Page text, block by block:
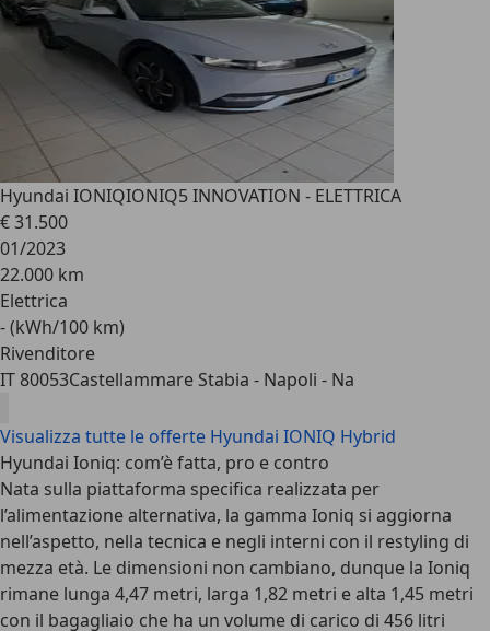
Hyundai IONIQIONIQ5 INNOVATION - ELETTRICA
€ 31.500
01/2023
22.000 km
Elettrica
- (kWh/100 km)
Rivenditore
IT 80053Castellammare Stabia - Napoli - Na
Visualizza tutte le offerte Hyundai IONIQ Hybrid
Hyundai Ioniq: com’è fatta, pro e contro
Nata sulla piattaforma specifica realizzata per
l’alimentazione alternativa, la gamma Ioniq si aggiorna
nell’aspetto, nella tecnica e negli interni con il restyling di
mezza età. Le dimensioni non cambiano, dunque la Ioniq
rimane lunga 4,47 metri, larga 1,82 metri e alta 1,45 metri
con il bagagliaio che ha un volume di carico di 456 litri